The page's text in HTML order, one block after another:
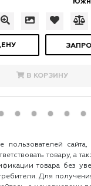
В КОРЗИНУ
пользователей
товару, а
товара без
Для